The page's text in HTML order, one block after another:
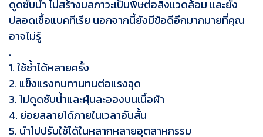
ดูดซับน้ำ ไม่สร้างมลภาวะเป็นพิษต่อสิ่งแวดล้อม และยัง
ปลอดเชื้อแบคทีเรีย นอกจากนี้ยังมีข้อดีอีกมากมายที่คุณ
อาจไม่รู้
.
1. ใช้ซ้ำได้หลายครั้ง
2. แข็งแรงทนทานทนต่อแรงฉุด
3. ไม่ดูดซับน้ำและฝุ่นละอองบนเนื้อผ้า
4. ย่อยสลายได้ภายในเวลาอันสั้น
5. นำไปปรับใช้ได้ในหลากหลายอุตสาหกรรม